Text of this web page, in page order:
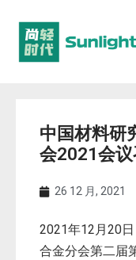
中国材料研
会2021会
26 12 月, 2021
2021年12月20
合金分会第二届